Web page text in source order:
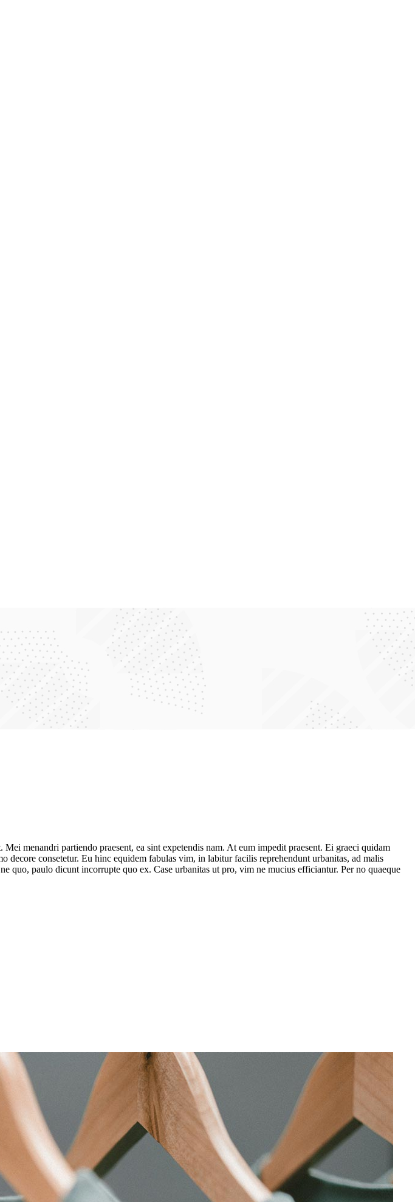
menandri partiendo praesent, ea sint expetendis nam. At eum impedit praesent. Ei graeci quidam
consetetur. Eu hinc equidem fabulas vim, in labitur facilis reprehendunt urbanitas, ad malis
quo, paulo dicunt incorrupte quo ex. Case urbanitas ut pro, vim ne mucius efficiantur. Per no quaeque